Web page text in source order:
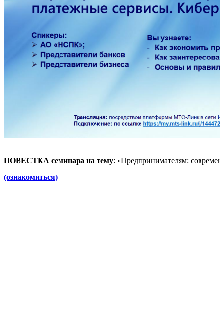
ПОВЕСТКА семинара на тему: «Предпринимателям:
(ознакомиться)